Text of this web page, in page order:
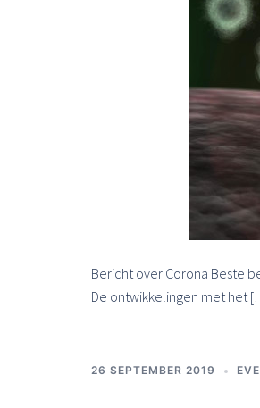
Bericht over Corona Beste
De ontwikkelingen met het
26 SEPTEMBER 2019